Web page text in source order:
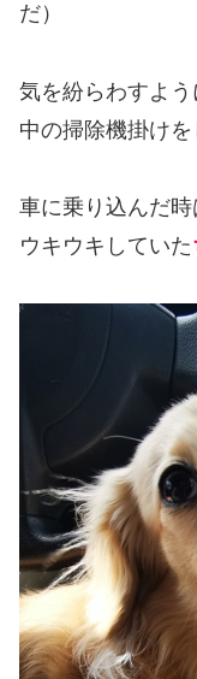
だ）
気を紛らわすよ
中の掃除機掛け
車に乗り込んだ
ウキウキしていた